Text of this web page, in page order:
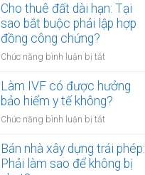
công
chứng
ý
xây
lý
thế
đất
làm
kho
5
khoản
công
vệ
người
thuê
Cho thuê đất dài hạn: Tại
sao bắt buộc phải lập hợp
đồng công chứng?
Chức năng bình luận bị tắt
thuê
đất
dài
hạn:
sao
bắt
Làm IVF có được hưởng
bảo hiểm y tế không?
Chức năng bình luận bị tắt
IVF
có
Bán nhà xây dựng trái phép:
Phải làm sao để không bị